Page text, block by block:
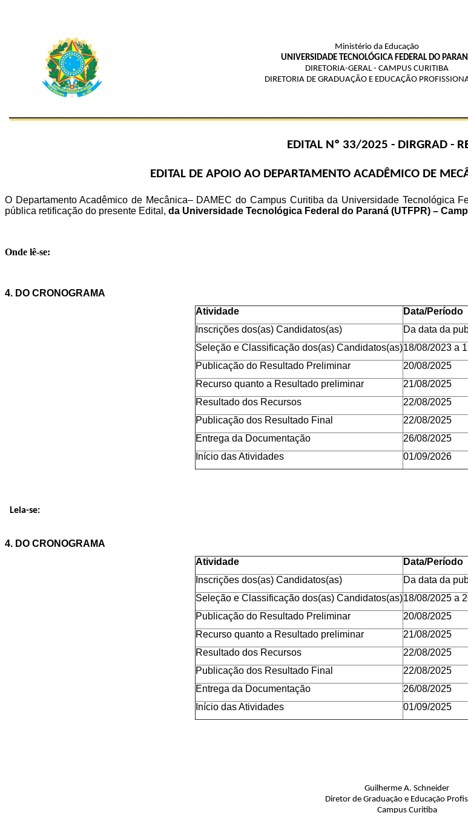
Ministério da Educação
UNIVERSIDADE TECNOLÓGICA FEDERAL DO
DIRETORIA-GERAL - CAMPUS CURITIBA
DIRETORIA DE GRADUAÇÃO E EDUCAÇÃO
EDITAL Nº 33/2025 - DIRGRAD -
EDITAL DE APOIO AO DEPARTAMENTO ACADÊMICO DE
O Departamento Acadêmico de Mecânica– DAMEC do Campus Curitiba da Universidade Tecnológica
pública retificação do presente Edital, da Universidade Tecnológica Federal do Paraná (UTFPR) –
Onde lê-se:
4. DO CRONOGRAMA
Atividade
Data/Período
Inscrições dos(as) Candidatos(as)
Da data da
Seleção e Classificação dos(as) Candidatos(as)18/08/2023 a
Publicação do Resultado Preliminar
20/08/2025
Recurso quanto a Resultado preliminar
21/08/2025
Resultado dos Recursos
22/08/2025
Publicação dos Resultado Final
22/08/2025
Entrega da Documentação
26/08/2025
Início das Atividades
01/09/2026
Leia-se:
4. DO CRONOGRAMA
Atividade
Data/Período
Inscrições dos(as) Candidatos(as)
Da data da
Seleção e Classificação dos(as) Candidatos(as)18/08/2025 a
Publicação do Resultado Preliminar
20/08/2025
Recurso quanto a Resultado preliminar
21/08/2025
Resultado dos Recursos
22/08/2025
Publicação dos Resultado Final
22/08/2025
Entrega da Documentação
26/08/2025
Início das Atividades
01/09/2025
Guilherme A. Schneider
Diretor de Graduação e Educação
Campus Curitiba